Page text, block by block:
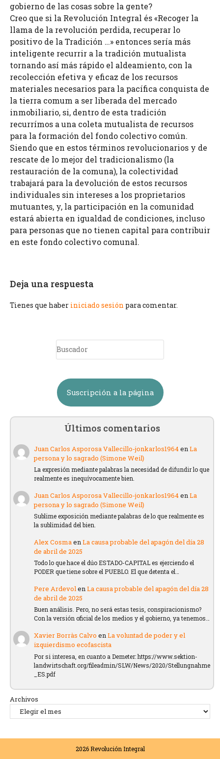
gobierno de las cosas sobre la gente?
Creo que si la Revolución Integral és «Recoger la
llama de la revolución perdida, recuperar lo
positivo de la Tradición …» entonces sería más
inteligente recurrir a la tradición mutualista
tornando así más rápido el aldeamiento, con la
recolección efetiva y eficaz de los recursos
materiales necesarios para la pacífica conquista de
la tierra comum a ser liberada del mercado
inmobiliario, si, dentro de esta tradición
recurrímos a una coleta mutualista de recursos
para la formación del fondo colectivo común.
Siendo que en estos términos revolucionarios y de
rescate de lo mejor del tradicionalismo (la
restauración de la comuna), la colectividad
trabajará para la devolución de estos recursos
individuales sin intereses a los proprietarios
mutuantes, y, la participación en la comunidad
estará abierta en igualdad de condiciones, incluso
para personas que no tienen capital para contribuir
en este fondo colectivo comunal.
Deja una respuesta
Tienes que haber iniciado sesión para comentar.
Suscripción a la página
Últimos comentarios
Juan Carlos Asporosa Vallecillo-jonkarlos1964enLa
persona y lo sagrado (Simone Weil)
La expresión mediante palabras la necesidad de difundir lo que
realmente es inequívocamente bien.
Juan Carlos Asporosa Vallecillo-jonkarlos1964enLa
persona y lo sagrado (Simone Weil)
Sublime exposición mediante palabras de lo que realmente es
la sublimidad del bien.
Alex CosmaenLa causa probable del apagón del día 28
de abril de 2025
Todo lo que hace el dúo ESTADO-CAPITAL es ejerciendo el
PODER que tiene sobre el PUEBLO. El que detenta el…
Pere ArdevolenLa causa probable del apagón del día 28
de abril de 2025
Buen análisis. Pero, no será estas tesis, conspiracionismo?
Con la versión oficial de los medios y el gobierno, ya tenemos…
Xavier Borràs Calvo enLa voluntad de poder y el
izquierdismo ecofascista
Por si interesa, en cuanto a Demeter: https://www.sektion-
landwirtschaft.org/fileadmin/SLW/News/2020/Stellungnahme
_ES.pdf
Archivos
2026Revolución Integral